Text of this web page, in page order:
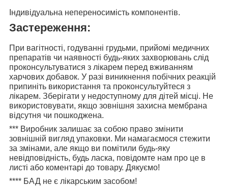
Індивідуальна непереносимість компонентів.
Застереження:
При вагітності, годуванні грудьми, прийомі медичних
препаратів чи наявності будь-яких захворювань слід
проконсультуватися з лікарем перед вживанням
харчових добавок. У разі виникнення побічних реакцій
припиніть використання та проконсультуйтеся з
лікарем. Зберігати у недоступному для дітей місці. Не
використовувати, якщо зовнішня захисна мембрана
відсутня чи пошкоджена.
*** Виробник залишає за собою право змінити
зовнішній вигляд упаковки. Ми намагаємося стежити
за змінами, але якщо ви помітили будь-яку
невідповідність, будь ласка, повідомте нам про це в
листі або коментарі до товару. Дякуємо!
**** БАД не є лікарським засобом!